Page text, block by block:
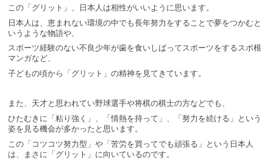
この「グリット」、日本人は相性がいいように思います。
日本人は、恵まれない環境の中でも長年努力をすることで夢をつかむと
いうような物語や、
スポーツ経験のない不良少年が歯を食いしばってスポーツをするスポ根
マンガなど、
子どもの頃から「グリット」の精神を見てきています。
また、天才と思われてい野球選手や将棋の棋士の方などでも、
ひたむきに「粘り強く」、「情熱を持って」、「努力を続ける」という
姿を見る機会が多かったと思います。
この「コツコツ努力型」や「苦労を買ってでも頑張る」という日本人
は、まさに「グリット」に向いているのです。